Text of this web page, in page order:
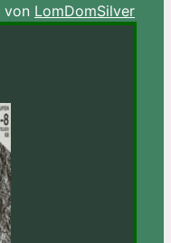
von LomDomSilver